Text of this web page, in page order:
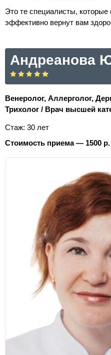
Это те специалисты,
эффективно вернут вам
Андреанова
Венеролог, Аллерголог,
Трихолог / Врач высшей
Стаж: 30 лет
Стоимость приема — 1500 р.